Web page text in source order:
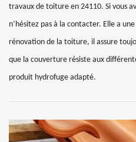
travaux de toiture en 24110. Si vous
n’hésitez pas à la contacter. Elle a
rénovation de la toiture, il assure
que la couverture résiste aux
produit hydrofuge adapté.